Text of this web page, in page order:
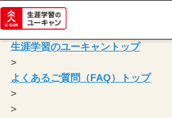
生涯学習のユーキャントップ
>
よくあるご質問（FAQ）トップ
>
>